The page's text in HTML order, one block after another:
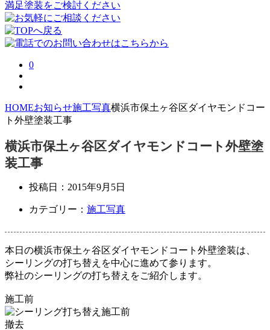
0
HOMEお知らせ施工写真横浜市保土ヶ谷区ダイヤモンドコー
ト外壁塗装工事
横浜市保土ヶ谷区ダイヤモンドコート外壁塗
装工事
投稿日： 2015年9月5日
カテゴリー： 施工写真
本日の横浜市保土ヶ谷区ダイヤモンドコート外壁塗装は、
シーリングの打ち替えを中心に進めて参ります。
弊社のシーリングの打ち替えをご紹介します。
施工前
撤去